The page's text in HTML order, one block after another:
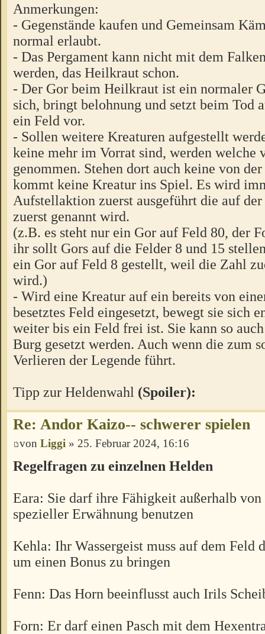
Anmerkungen:
- Gegenstände kaufen und Gemeinsam
normal erlaubt.
- Das Pergament kann nicht mit dem
werden, das Heilkraut schon.
- Der Gor beim Heilkraut ist ein normaler
sich, bringt belohnung und setzt beim Tod
ein Feld vor.
- Sollen weitere Kreaturen aufgestellt
keine mehr im Vorrat sind, werden welche
genommen. Stehen dort auch keine von
kommt keine Kreatur ins Spiel. Es wird
Aufstellaktion zuerst ausgeführt die auf
zuerst genannt wird.
(z.B. es steht nur ein Gor auf Feld 80, der
ihr sollt Gors auf die Felder 8 und 15
ein Gor auf Feld 8 gestellt, weil die Zahl
wird.)
- Wird eine Kreatur auf ein bereits von
besetztes Feld eingesetzt, bewegt sie sich
weiter bis ein Feld frei ist. Sie kann so
Burg gesetzt werden. Auch wenn die zum
Verlieren der Legende führt.
Tipp zur Heldenwahl (Spoiler):
Re: Andor Kaizo-- schwerer spielen
von Liggi » 25. Februar 2024, 16:16
Regelfragen zu einzelnen Helden
Eara: Sie darf ihre Fähigkeit außerhalb
spezieller Erwähnung benutzen
Kehla: Ihr Wassergeist muss auf dem Feld
um einen Bonus zu bringen
Fenn: Das Horn beeinflusst auch Irils
Forn: Er darf einen Pasch mit dem